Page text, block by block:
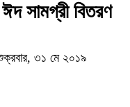
সামগ্রী বিতরণ
৩১ মে ২০১৯